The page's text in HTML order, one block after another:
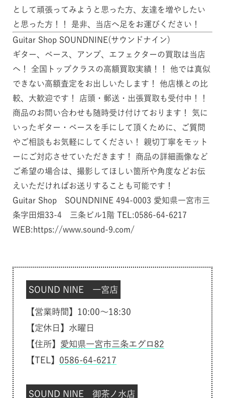
として頑張ってみようと思った方、友達を増やしたい
と思った方！！ 是非、当店へ足をお運びください！
Guitar Shop SOUNDNINE(サウンドナイン)
ギター、ベース、アンプ、エフェクターの買取は当店
へ！ 全国トップクラスの高額買取実績！！ 他では真似
できない高額査定をお出しいたします！ 他店様との比
較、大歓迎です！ 店頭・郵送・出張買取も受付中！！
商品のお問い合わせも随時受け付けております！ 気に
いったギター・ベースを手にして頂くために、ご質問
やご相談もお気軽にしてください！ 親切丁寧をモット
ーにご対応させていただきます！ 商品の詳細画像など
ご希望の場合は、撮影してほしい箇所や角度などお伝
えいただければお送りすることも可能です！
Guitar Shop SOUNDNINE 494-0003 愛知県一宮市三
条字田畑33-4 三条ビル1階 TEL:0586-64-6217
WEB:https://www.sound-9.com/
SOUND NINE 一宮店
【営業時間】10:00～18:30
【定休日】水曜日
【住所】 愛知県一宮市三条エグロ82
【TEL】 0586-64-6217
SOUND NINE 御茶ノ水店